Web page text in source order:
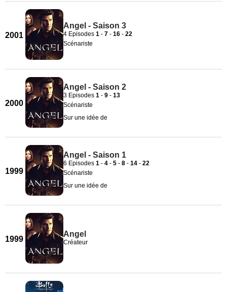
2001
Angel - Saison 3
4 Episodes 1 - 7 - 16 - 22
Scénariste
2000
Angel - Saison 2
3 Episodes 1 - 9 - 13
Scénariste
Sur une idée de
1999
Angel - Saison 1
6 Episodes 1 - 4 - 5 - 8 - 14 - 22
Scénariste
Sur une idée de
1999
Angel
Créateur